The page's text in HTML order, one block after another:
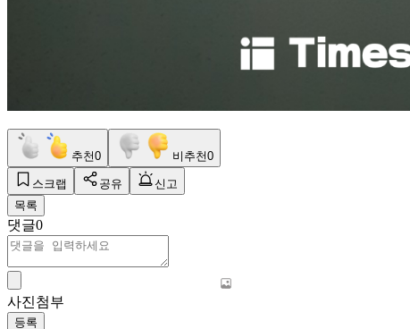
추천0 비추천0
스크랩 공유
신고
목록
댓글0
사진첨부
등록